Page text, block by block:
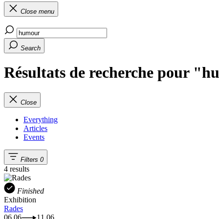
Close menu
Search
Résultats de recherche pour
Close
Everything
Articles
Events
Filters 0
4 results
Finished
Exhibition
Rades
06.06
11.06